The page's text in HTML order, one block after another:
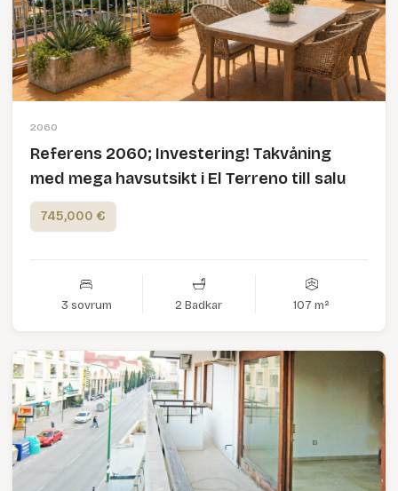
2060
Referens 2060; Investering! Takvåning
med mega havsutsikt i El Terreno till salu
745,000 €
3 sovrum 2 Badkar 107 m²